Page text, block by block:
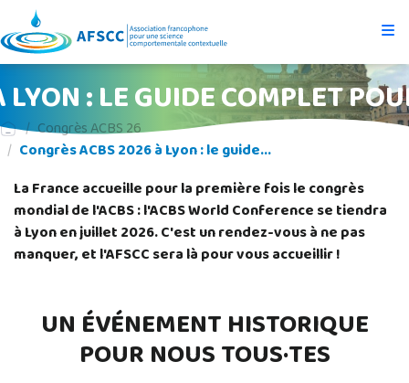
: LE GUIDE COMPLET
Congrès ACBS 26
Congrès ACBS 2026 à Lyon : le guide...
La France accueille pour la première fois le congrès
mondial de l'ACBS : l'ACBS World Conference se tiendra
à Lyon en juillet 2026. C'est un rendez-vous à ne pas
manquer, et l'AFSCC sera là pour vous accueillir !
UN ÉVÉNEMENT HISTORIQUE
POUR NOUS TOUS·TES